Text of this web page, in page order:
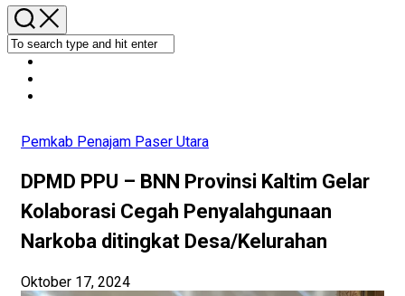
Pemkab Penajam Paser Utara
DPMD PPU – BNN Provinsi Kaltim Gelar
Kolaborasi Cegah Penyalahgunaan
Narkoba ditingkat Desa/Kelurahan
Oktober 17, 2024